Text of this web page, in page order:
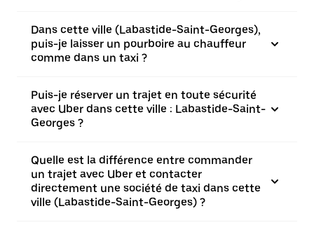
Dans cette ville (Labastide-Saint-Georges),
puis-je laisser un pourboire au chauffeur
comme dans un taxi ?
Puis-je réserver un trajet en toute sécurité
avec Uber dans cette ville : Labastide-Saint-
Georges ?
Quelle est la différence entre commander
un trajet avec Uber et contacter
directement une société de taxi dans cette
ville (Labastide-Saint-Georges) ?